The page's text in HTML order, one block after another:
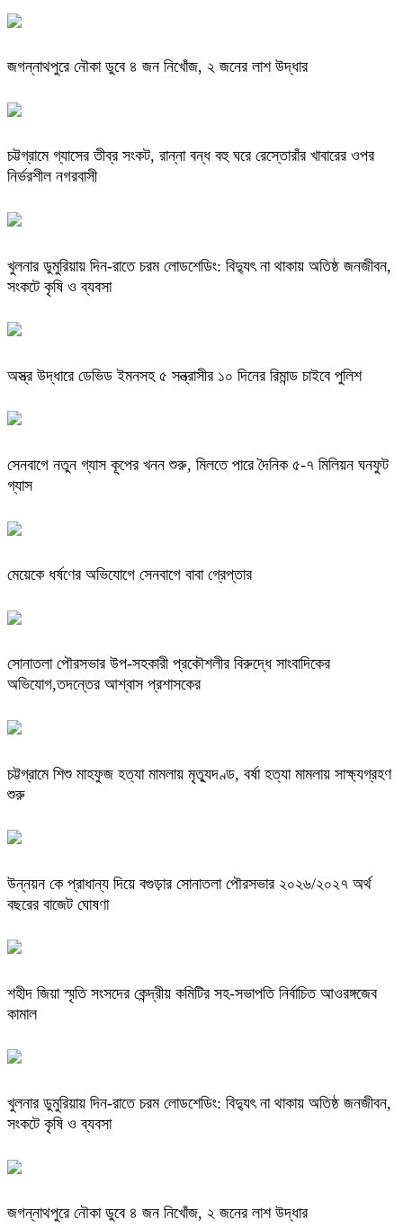
জগন্নাথপুরে নৌকা ডুবে ৪ জন নিখোঁজ, ২ জনের লাশ উদ্ধার
চট্টগ্রামে গ্যাসের তীব্র সংকট, রান্না বন্ধ বহু ঘরে রেস্তোরাঁর খাবারের ওপর
নির্ভরশীল নগরবাসী
খুলনার ডুমুরিয়ায় দিন-রাতে চরম লোডশেডিং: বিদ্যুৎ না থাকায় অতিষ্ঠ জনজীবন,
সংকটে কৃষি ও ব্যবসা
অস্ত্র উদ্ধারে ডেভিড ইমনসহ ৫ সন্ত্রাসীর ১০ দিনের রিমান্ড চাইবে পুলিশ
সেনবাগে নতুন গ্যাস কূপের খনন শুরু, মিলতে পারে দৈনিক ৫-৭ মিলিয়ন ঘনফুট
গ্যাস
মেয়েকে ধর্ষণের অভিযোগে সেনবাগে বাবা গ্রেপ্তার
সোনাতলা পৌরসভার উপ-সহকারী প্রকৌশলীর বিরুদ্ধে সাংবাদিকের
অভিযোগ,তদন্তের আশ্বাস প্রশাসকের
চট্টগ্রামে শিশু মাহফুজ হত্যা মামলায় মৃত্যুদণ্ড, বর্ষা হত্যা মামলায় সাক্ষ্যগ্রহণ
শুরু
উন্নয়ন কে প্রাধান্য দিয়ে বগুড়ার সোনাতলা পৌরসভার ২০২৬/২০২৭ অর্থ
বছরের বাজেট ঘোষণা
শহীদ জিয়া স্মৃতি সংসদের কেন্দ্রীয় কমিটির সহ-সভাপতি নির্বাচিত আওরঙ্গজেব
কামাল
খুলনার ডুমুরিয়ায় দিন-রাতে চরম লোডশেডিং: বিদ্যুৎ না থাকায় অতিষ্ঠ জনজীবন,
সংকটে কৃষি ও ব্যবসা
জগন্নাথপুরে নৌকা ডুবে ৪ জন নিখোঁজ, ২ জনের লাশ উদ্ধার